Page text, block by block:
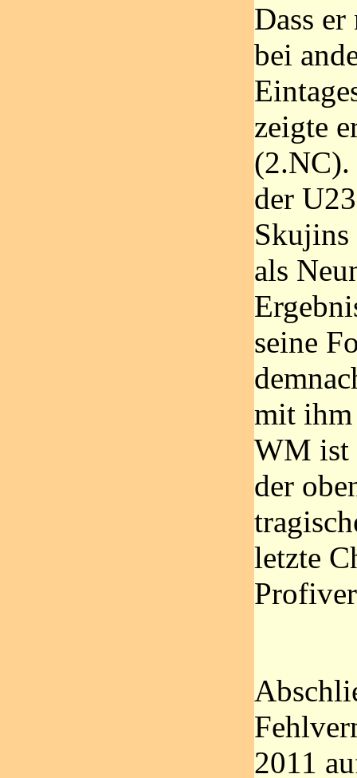
Dass
bei
zeigte
(2.NC).
der
Skujins
als
seine
mit ihm
WM ist
der
letzte
2011